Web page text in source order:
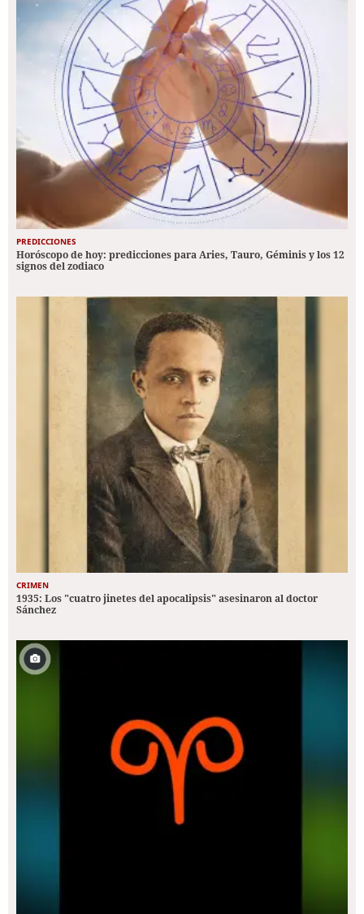
PREDICCIONES
Horóscopo de hoy: predicciones para Aries, Tauro, Géminis y los 12
signos del zodiaco
CRIMEN
1935: Los "cuatro jinetes del apocalipsis" asesinaron al doctor
Sánchez